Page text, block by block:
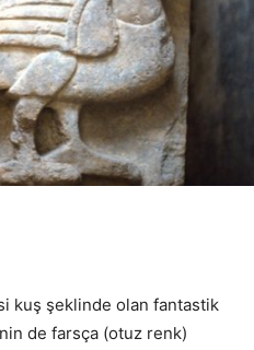
kuş şeklinde olan fantastik
de farsça (otuz renk)